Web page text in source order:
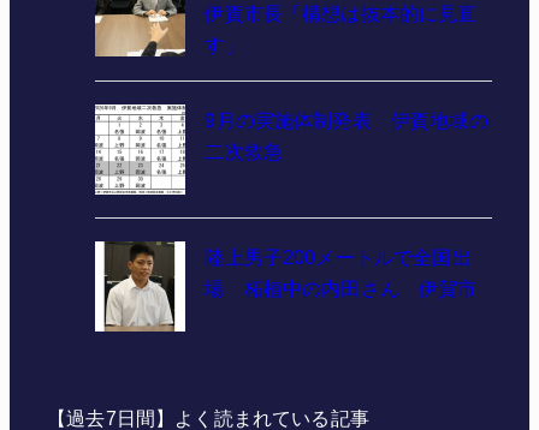
伊賀市長「構想は抜本的に見直
す」
9月の実施体制発表 伊賀地域の
二次救急
陸上男子200メートルで全国出
場 柘植中の内田さん 伊賀市
【過去7日間】よく読まれている記事